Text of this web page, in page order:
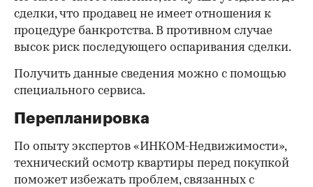
сделки, что продавец не имеет отношения к
процедуре банкротства. В противном случае
высок риск последующего оспаривания сделки.
Получить данные сведения можно с помощью
специального сервиса.
Перепланировка
По опыту экспертов «ИНКОМ-Недвижимости»,
технический осмотр квартиры перед покупкой
поможет избежать проблем, связанных с